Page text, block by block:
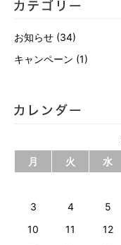
お知らせ (34)
キャンペーン (1)
月
火 水
3
4 5
10
11 12